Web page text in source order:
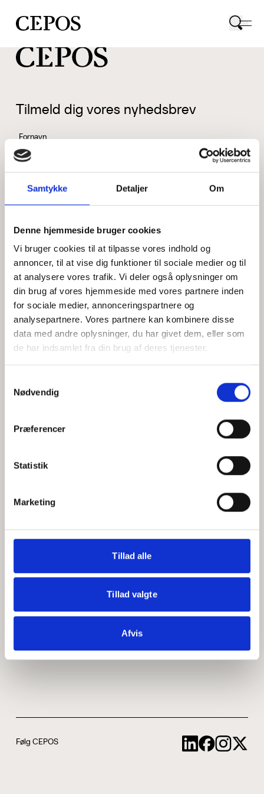
Samtykke Detaljer Om
Denne hjemmeside bruger cookies
Vi bruger cookies til at tilpasse vores indhold og
annoncer, til at vise dig funktioner til sociale medier og til
at analysere vores trafik. Vi deler også oplysninger om
din brug af vores hjemmeside med vores partnere inden
for sociale medier, annonceringspartnere og
analysepartnere. Vores partnere kan kombinere disse
data med andre oplysninger, du har givet dem, eller som
de har indsamlet fra din brug af deres tjenester.
Nødvendig
Præferencer
Statistik
Marketing
Tillad alle
Tillad valgte
Afvis
CEPOS logo
Tilmeld dig vores nyhedsbrev
Fornavn
Efternavn
Jeg accepterer behandlingen af mine personoplysninger i
henhold tilprivatlivspolitikken
Hvem er CEPOS
Medarbejdere
ABCepos
Podcast
Følg CEPOS